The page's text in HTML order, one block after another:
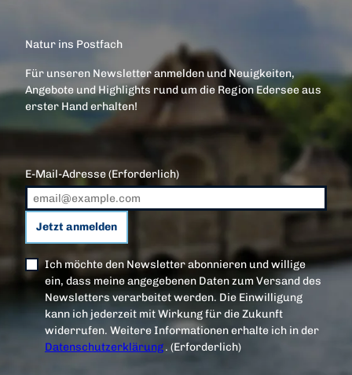
Natur ins Postfach
Für unseren Newsletter anmelden und Neuigkeiten,
Angebote und Highlights rund um die Region Edersee aus
erster Hand erhalten!
E-Mail-Adresse(Erforderlich)
Jetzt anmelden
Ich möchte den Newsletter abonnieren und willige
ein, dass meine angegebenen Daten zum Versand des
Newsletters verarbeitet werden. Die Einwilligung
kann ich jederzeit mit Wirkung für die Zukunft
widerrufen. Weitere Informationen erhalte ich in der
Datenschutzerklärung.(Erforderlich)